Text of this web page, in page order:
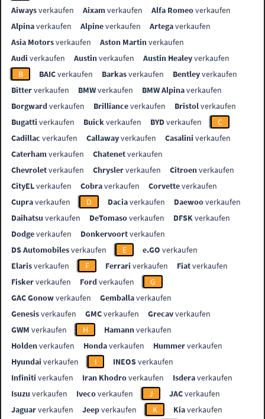
Aiwaysverkaufen Aixamverkaufen Alfa Romeoverkaufen
Alpinaverkaufen Alpineverkaufen Artegaverkaufen
Asia Motorsverkaufen Aston Martinverkaufen
Audi verkaufen Austinverkaufen Austin Healeyverkaufen
B
BAICverkaufen Barkasverkaufen Bentleyverkaufen
Bitterverkaufen BMWverkaufen BMW Alpinaverkaufen
Borgwardverkaufen Brillianceverkaufen Bristolverkaufen
Bugatti verkaufen Buickverkaufen BYDverkaufen
C
Cadillac verkaufen Callawayverkaufen Casalini verkaufen
Caterhamverkaufen Chatenetverkaufen
Chevroletverkaufen Chryslerverkaufen Citroenverkaufen
CityELverkaufen Cobraverkaufen Corvetteverkaufen
Cupraverkaufen D Daciaverkaufen Daewooverkaufen
Daihatsu verkaufen DeTomasoverkaufen DFSKverkaufen
Dodgeverkaufen Donkervoortverkaufen
DS Automobilesverkaufen E e.GO verkaufen
Elarisverkaufen F Ferrari verkaufen Fiatverkaufen
Fiskerverkaufen Fordverkaufen
G
GAC Gonowverkaufen Gemballaverkaufen
Genesisverkaufen GMCverkaufen Grecavverkaufen
GWM verkaufen H Hamannverkaufen
Holdenverkaufen Hondaverkaufen Hummerverkaufen
Hyundai verkaufen I INEOSverkaufen
Infiniti verkaufen Iran Khodroverkaufen Isderaverkaufen
Isuzu verkaufen Ivecoverkaufen J JACverkaufen
Jaguarverkaufen Jeepverkaufen K Kiaverkaufen